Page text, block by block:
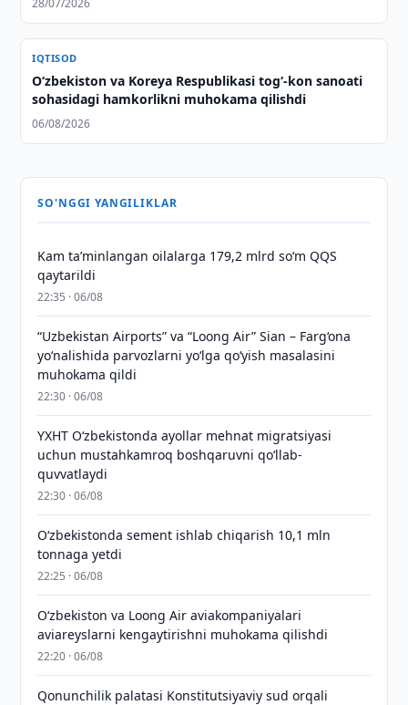
28/07/2026
IQTISOD
Oʻzbekiston va Koreya Respublikasi togʻ-kon sanoati
sohasidagi hamkorlikni muhokama qilishdi
06/08/2026
SO'NGGI YANGILIKLAR
Kam taʼminlangan oilalarga 179,2 mlrd so‘m QQS
qaytarildi
22:35 · 06/08
“Uzbekistan Airports” va “Loong Air” Sian – Farg‘ona
yo‘nalishida parvozlarni yo‘lga qo‘yish masalasini
muhokama qildi
22:30 · 06/08
YXHT O‘zbekistonda ayollar mehnat migratsiyasi
uchun mustahkamroq boshqaruvni qo‘llab-
quvvatlaydi
22:30 · 06/08
O‘zbekistonda sement ishlab chiqarish 10,1 mln
tonnaga yetdi
22:25 · 06/08
Oʻzbekiston va Loong Air aviakompaniyalari
aviareyslarni kengaytirishni muhokama qilishdi
22:20 · 06/08
Qonunchilik palatasi Konstitutsiyaviy sud orqali